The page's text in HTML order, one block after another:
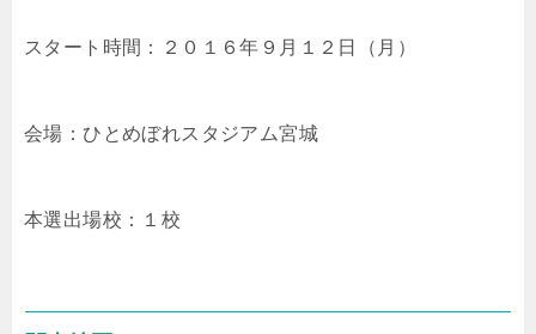
スタート時間：２０１６年９月１２日（月）
会場：ひとめぼれスタジアム宮城
本選出場校：１校